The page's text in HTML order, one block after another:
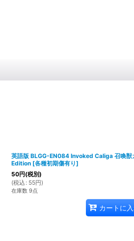
英語版 BLGG-EN084 Invoked Caliga 召喚獣
Edition [各種初期傷有り]
50円(税別)
(税込 : 55円)
在庫数 9点
カートに